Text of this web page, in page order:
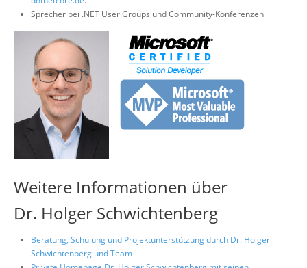
Sprecher bei .NET User Groups und Community-Konferenzen
Weitere Informationen über
Dr. Holger Schwichtenberg
Beratung, Schulung und Projektunterstützung durch Dr. Holger
Schwichtenberg und Team